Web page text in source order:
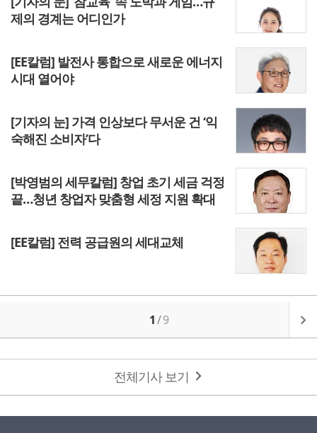
제의 경계는 어디인가
[EE칼럼] 발전사 통합으로 새로운 에너지
시대 열어야
[기자의 눈] 가격 인상보다 무서운 건 ‘익
숙해진 소비자’다
[박영범의 세무칼럼] 창업 초기 세금 걱정
끝…청년 창업자 맞춤형 세정 지원 확대
[EE칼럼] 전력 공급원의 세대교체
1/9
전체기사 보기